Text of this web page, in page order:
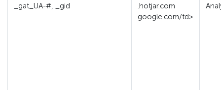
_gat_UA-#, _gid
.hotjar.com
google.com/td>